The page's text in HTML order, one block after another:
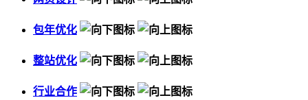
包年优化
整站优化
行业合作